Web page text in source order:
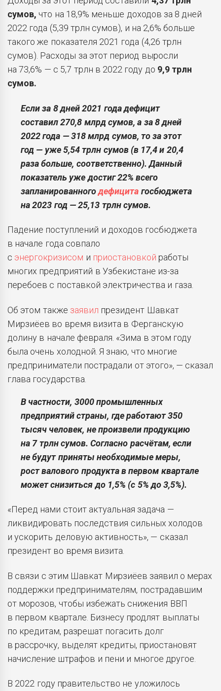
сумов, что на 18,9% меньше доходов за 8 дней
2022 года (5,39 трлн сумов), и на 2,6% больше
такого же показателя 2021 года (4,26 трлн
сумов). Расходы за этот период выросли
на 73,6% — с 5,7 трлн в 2022 году до 9,9 трлн
сумов.
Если за 8 дней 2021 года дефицит
составил 270,8 млрд сумов, а за 8 дней
2022 года — 318 млрд сумов, то за этот
год — уже 5,54 трлн сумов (в 17,4 и 20,4
раза больше, соответственно). Данный
показатель уже достиг 22% всего
запланированногодефицита госбюджета
на 2023 год — 25,13 трлн сумов.
Падение поступлений и доходов госбюджета
в начале года совпало
с энергокризисом и приостановкой работы
многих предприятий в Узбекистане из-за
перебоев с поставкой электричества и газа.
Об этом также заявил президент Шавкат
Мирзиёев во время визита в Ферганскую
долину в начале февраля. «Зима в этом году
была очень холодной. Я знаю, что многие
предприниматели пострадали от этого», — сказал
глава государства.
В частности, 3000 промышленных
предприятий страны, где работают 350
тысяч человек, не произвели продукцию
на 7 трлн сумов. Согласно расчётам, если
не будут приняты необходимые меры,
рост валового продукта в первом квартале
может снизиться до 1,5% (с 5% до 3,5%).
«Перед нами стоит актуальная задача —
ликвидировать последствия сильных холодов
и ускорить деловую активность», — сказал
президент во время визита.
В связи с этим Шавкат Мирзиёев заявил о мерах
поддержки предпринимателям, пострадавшим
от морозов, чтобы избежать снижения ВВП
в первом квартале. Бизнесу продлят выплаты
по кредитам, разрешат погасить долг
в рассрочку, выделят кредиты, приостановят
начисление штрафов и пени и многое другое.
В 2022 году правительство не уложилось